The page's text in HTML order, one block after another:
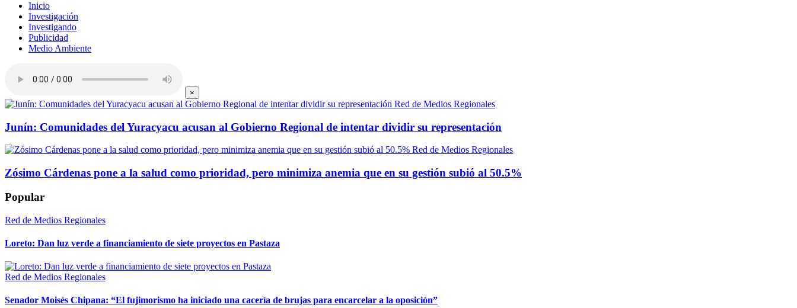
Inicio
Investigación
Investigando
Publicidad
Medio Ambiente
×
Red de Medios Regionales
Junín: Comunidades del Yuracyacu acusan al Gobierno Regional de intentar dividir su representación
Red de Medios Regionales
Zósimo Cárdenas pone a la salud como prioridad, pero minimiza anemia que en su gestión subió al 50.5%
Popular
Red de Medios Regionales
Loreto: Dan luz verde a financiamiento de siete proyectos en Pastaza
Red de Medios Regionales
Senador Moisés Chipana: “El fujimorismo ha iniciado una cacería de brujas para encarcelar a la oposición”